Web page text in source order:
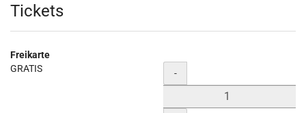
Produkte
Tickets
Freikarte
GRATIS
Menge
-